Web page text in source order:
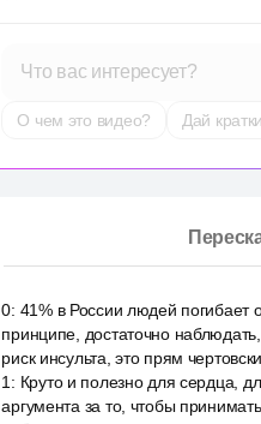
Что вас интересует?
О чем это видео? Дай
0: 41% в России людей погибает
принципе, достаточно
риск инсульта, это прям чертовски
1 : Круто и полезно для сердца,
аргумента за то, чтобы